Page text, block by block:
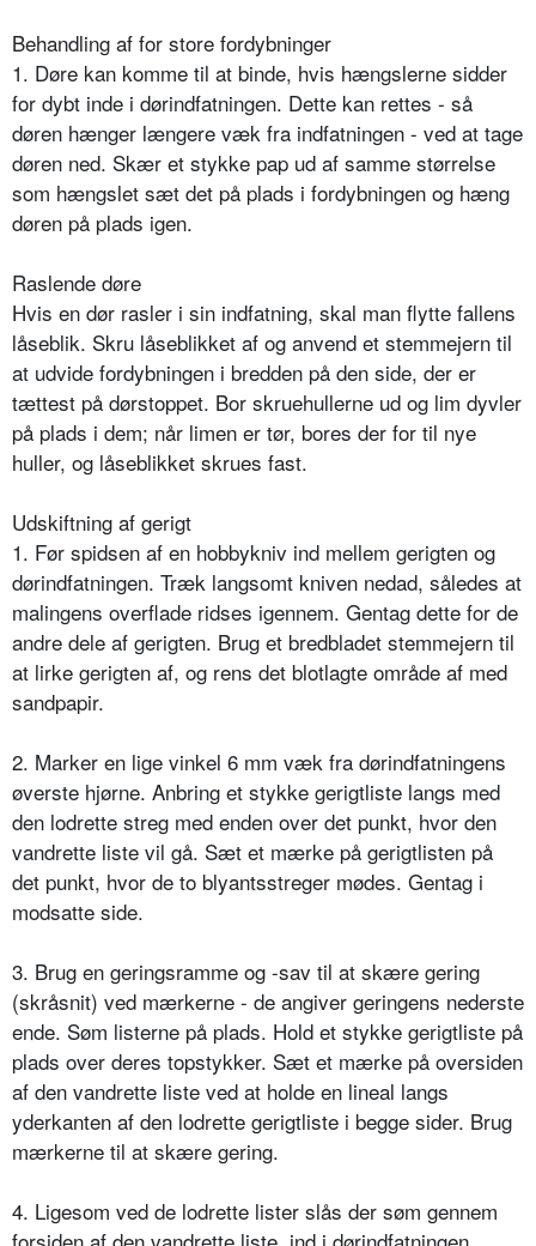
Behandling af for store fordybninger
1. Døre kan komme til at binde, hvis hængslerne sidder
for dybt inde i dørindfatningen. Dette kan rettes - så
døren hænger længere væk fra indfatningen - ved at tage
døren ned. Skær et stykke pap ud af samme størrelse
som hængslet sæt det på plads i fordybningen og hæng
døren på plads igen.
Raslende døre
Hvis en dør rasler i sin indfatning, skal man flytte fallens
låseblik. Skru låseblikket af og anvend et stemmejern til
at udvide fordybningen i bredden på den side, der er
tættest på dørstoppet. Bor skruehullerne ud og lim dyvler
på plads i dem; når limen er tør, bores der for til nye
huller, og låseblikket skrues fast.
Udskiftning af gerigt
1. Før spidsen af en hobbykniv ind mellem gerigten og
dørindfatningen. Træk langsomt kniven nedad, således at
malingens overflade ridses igennem. Gentag dette for de
andre dele af gerigten. Brug et bredbladet stemmejern til
at lirke gerigten af, og rens det blotlagte område af med
sandpapir.
2. Marker en lige vinkel 6 mm væk fra dørindfatningens
øverste hjørne. Anbring et stykke gerigtliste langs med
den lodrette streg med enden over det punkt, hvor den
vandrette liste vil gå. Sæt et mærke på gerigtlisten på
det punkt, hvor de to blyantsstreger mødes. Gentag i
modsatte side.
3. Brug en geringsramme og -sav til at skære gering
(skråsnit) ved mærkerne - de angiver geringens nederste
ende. Søm listerne på plads. Hold et stykke gerigtliste på
plads over deres topstykker. Sæt et mærke på oversiden
af den vandrette liste ved at holde en lineal langs
yderkanten af den lodrette gerigtliste i begge sider. Brug
mærkerne til at skære gering.
4. Ligesom ved de lodrette lister slås der søm gennem